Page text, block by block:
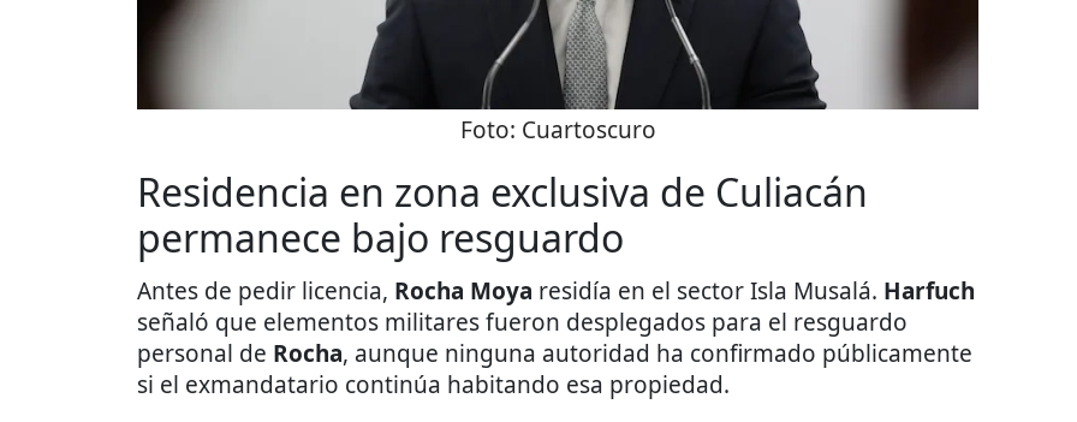
Foto: Cuartoscuro
Residencia en zona exclusiva de Culiacán
permanece bajo resguardo
Antes de pedir licencia, Rocha Moya residía en el sector Isla Musalá. Harfuch
señaló que elementos militares fueron desplegados para el resguardo
personal de Rocha, aunque ninguna autoridad ha confirmado públicamente
si el exmandatario continúa habitando esa propiedad.